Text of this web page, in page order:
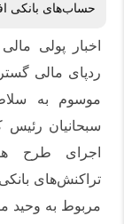
حساب‌های بانکی
اخبار پولی
ردپای مالی
موسوم به
سبحانیان رئیس
اجرای طرح
تراکنش‌های
مربوط به وحید